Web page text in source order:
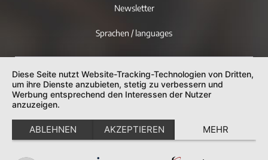
Newsletter
Sprachen / languages
Diese Seite nutzt Website-Tracking-Technologien von Dritten,
um ihre Dienste anzubieten, stetig zu verbessern und
Werbung entsprechend den Interessen der Nutzer
anzuzeigen.
ABLEHNEN AKZEPTIEREN MEHR